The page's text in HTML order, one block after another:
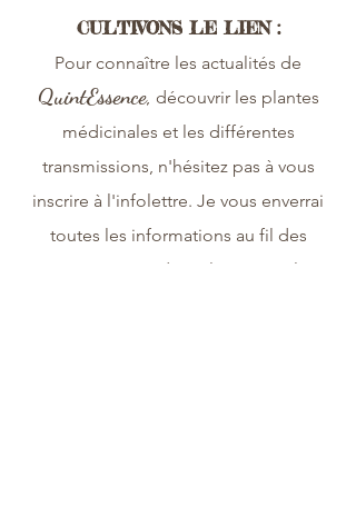
CULTIVONS LE LIEN :
Pour connaître les actualités de
QuintEssence, découvrir les plantes
médicinales et les différentes
transmissions, n'hésitez pas à vous
inscrire à l'infolettre. Je vous enverrai
toutes les informations au fil des
saisons, à raison d'une lettre tous les 2